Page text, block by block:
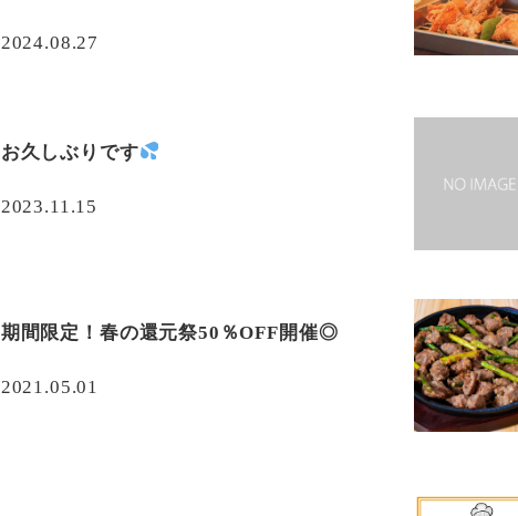
2024.08.27
お久しぶりです
2023.11.15
期間限定！春の還元祭50％OFF開催◎
2021.05.01